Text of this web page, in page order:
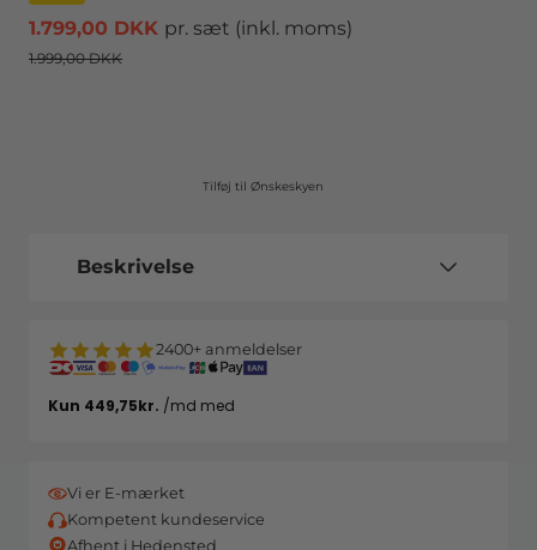
1.799,00 DKK pr. sæt (inkl. moms)
1.999,00 DKK
Tilføj til Ønskeskyen
Beskrivelse
2400+ anmeldelser
Vi er E-mærket
Kompetent kundeservice
Afhent i Hedensted